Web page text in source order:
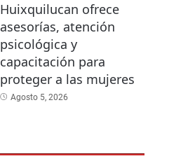
Huixquilucan ofrece
asesorías, atención
psicológica y
capacitación para
proteger a las mujeres
Agosto 5, 2026